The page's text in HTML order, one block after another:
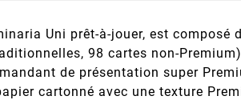
Uni prêt-à-jouer, est composé
98 cartes non-
de présentation super
cartonné avec une texture